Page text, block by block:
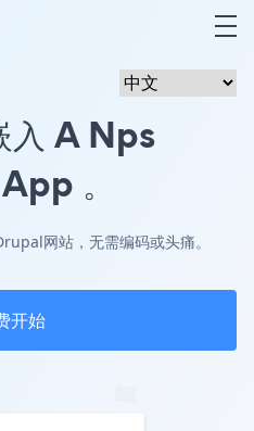
入 A Nps
App 。
网站，无需编码或头痛。
开始